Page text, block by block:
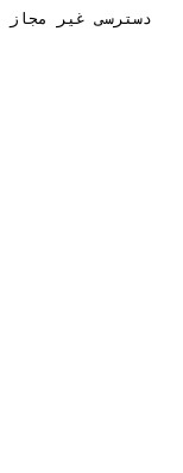
دسترسی غیر مجاز